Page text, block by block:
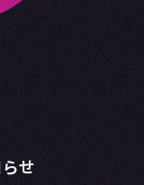
せ